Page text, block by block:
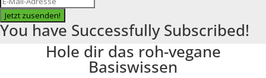
Jetzt zusenden!
You have Successfully Subscribed!
Hole dir das roh-vegane
Basiswissen